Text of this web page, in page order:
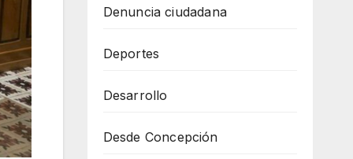
Denuncia ciudadana
Deportes
Desarrollo
Desde Concepción